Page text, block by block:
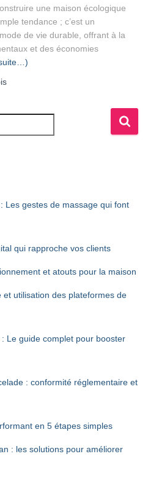
une maison écologique
tendance ; c’est un
de vie durable, offrant à la
et des économies
Les gestes de massage qui font
qui rapproche vos clients
et atouts pour la maison
utilisation des plateformes de
Le guide complet pour booster
: conformité réglementaire et
en 5 étapes simples
: les solutions pour améliorer